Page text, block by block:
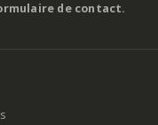
de contact.